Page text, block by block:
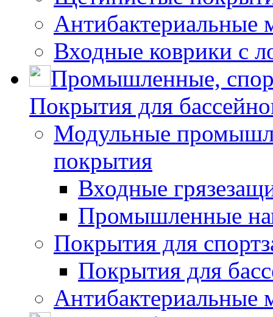
Антибактериальные
Входные коврики с
Промышленные,
Покрытия для
Модульные
покрытия
Входные
Промышленные
Покрытия для
Покрытия для
Антибактериальные